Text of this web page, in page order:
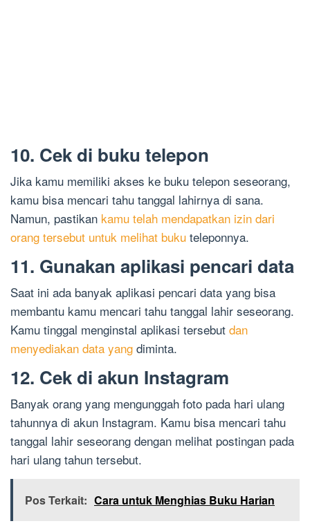
10. Cek di buku telepon
Jika kamu memiliki akses ke buku telepon seseorang,
kamu bisa mencari tahu tanggal lahirnya di sana.
Namun, pastikan kamu telah mendapatkan izin dari
orang tersebut untuk melihat buku teleponnya.
11. Gunakan aplikasi pencari data
Saat ini ada banyak aplikasi pencari data yang bisa
membantu kamu mencari tahu tanggal lahir seseorang.
Kamu tinggal menginstal aplikasi tersebut dan
menyediakan data yang diminta.
12. Cek di akun Instagram
Banyak orang yang mengunggah foto pada hari ulang
tahunnya di akun Instagram. Kamu bisa mencari tahu
tanggal lahir seseorang dengan melihat postingan pada
hari ulang tahun tersebut.
Pos Terkait: Cara untuk Menghias Buku Harian